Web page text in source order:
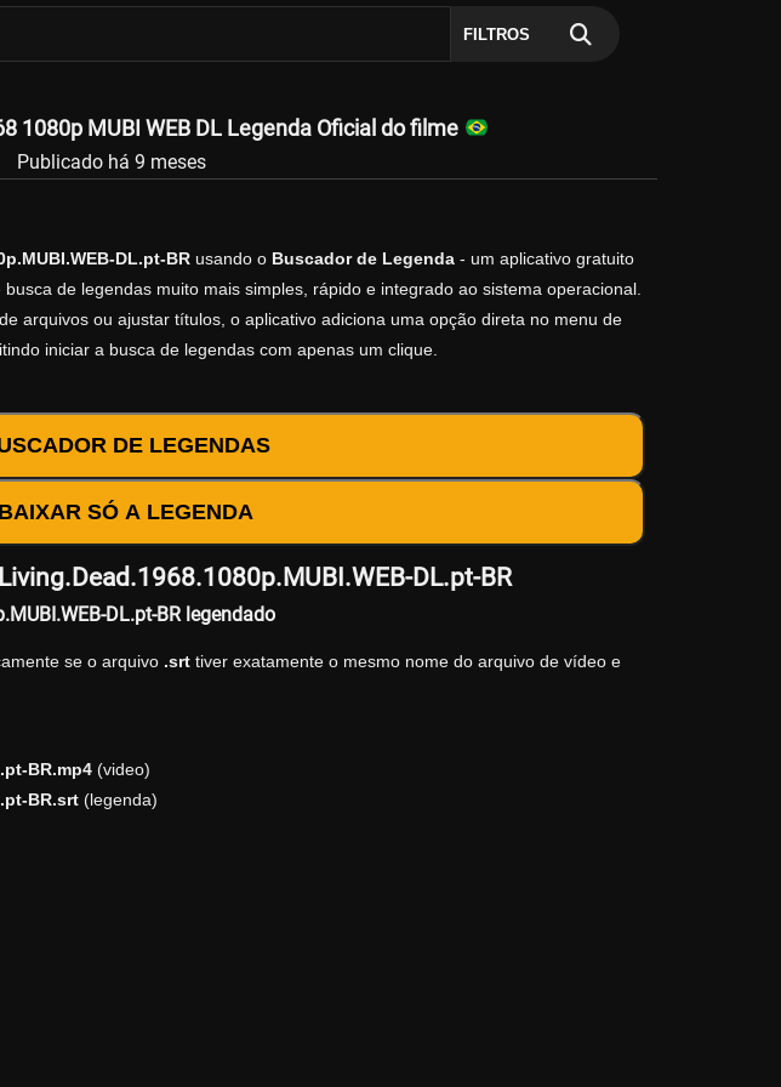
FILTROS
1080p MUBI WEB DL Legenda Oficial do filme
Publicado há 9 meses
DL.pt-BR usando o Buscador de Legenda - um aplicativo gratuito
de legendas muito mais simples, rápido e integrado ao sistema operacional.
arquivos ou ajustar títulos, o aplicativo adiciona uma opção direta no menu de
iniciar a busca de legendas com apenas um clique.
DE LEGENDAS
SÓ A LEGENDA
DL.pt-BR
DL.pt-BR legendado
se o arquivo .srttiver exatamente o mesmo nome do arquivo de vídeo e
BR.mp4(video)
BR.srt(legenda)